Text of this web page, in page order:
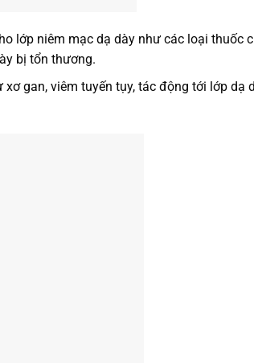
lớp niêm mạc dạ dày như các loại thuốc
bị tổn thương.
gan, viêm tuyến tụy, tác động tới lớp dạ